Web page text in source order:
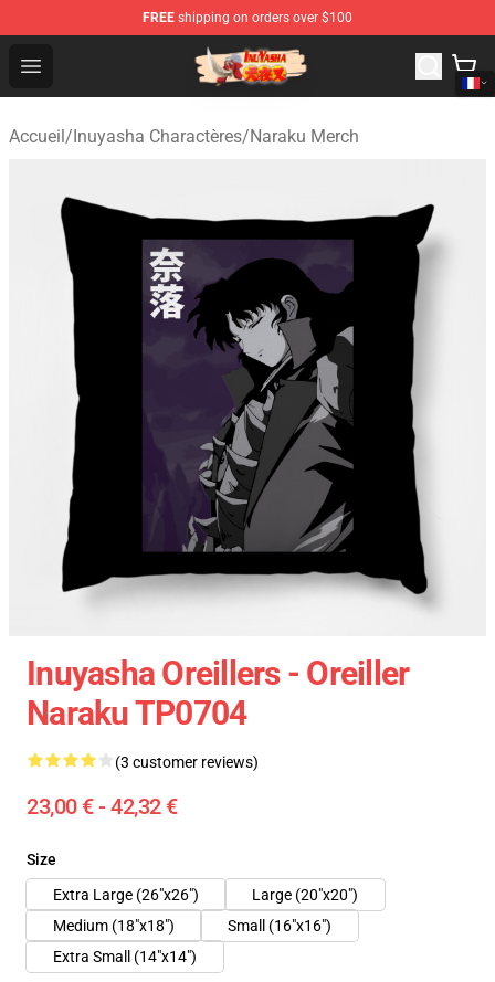
FREE shipping on orders over $100
Open menu
Inuyasha Store - Official Inuyasha Merchandise Shop
Accueil/Inuyasha Charactères/Naraku Merch
Inuyasha Oreillers - Oreiller
Naraku TP0704
(3 customer reviews)
23,00 € - 42,32 €
Size
Extra Large (26"x26")
Large (20"x20")
Medium (18"x18")
Small (16"x16")
Extra Small (14"x14")